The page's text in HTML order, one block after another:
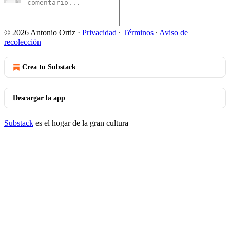
© 2026 Antonio Ortiz · Privacidad ∙ Términos ∙ Aviso de
recolección
Crea tu Substack
Descargar la app
Substack es el hogar de la gran cultura